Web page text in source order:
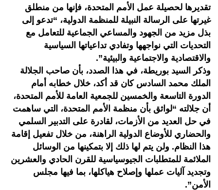
تقديرها لحصيلة عمل الأمم المتحدة، فإنها من منطلق
غيرتها على الرسالة النبيلة للمنظمة الدولية، “تدعو إلى
بذل مزيد من الجهود والمساعي الجماعية للتعامل مع
التحديات التي نواجهها وتفادي تداعياتها السياسية
والاقتصادية والاجتماعية والبيئية”.
وذكر السيد بوريطة، في هذا الصدد، بأن صاحب الجلالة
الملك محمد السادس كان قد أكد، خلال خطابه أمام
الدورة التاسعة والخمسين للجمعية العامة للأمم المتحدة،
أن جلالته “لواثق بأن منظمة الأمم المتحدة، التي ساهمت
في حل العديد من الأزمات، لقادرة على التدبير السلمي
والحضاري للأوضاع الدولية الراهنة، من خلال تفعيل إقامة
هذا النظام. ولن يتم لها ذلك إلا بتمكينها من الوسائل
الملائمة للمتطلبات الجيوسياسية للقرن الحادي والعشرين
وتجديد آليات عملها وإصلاح هياكلها، بما فيها مجلس
الأمن”.